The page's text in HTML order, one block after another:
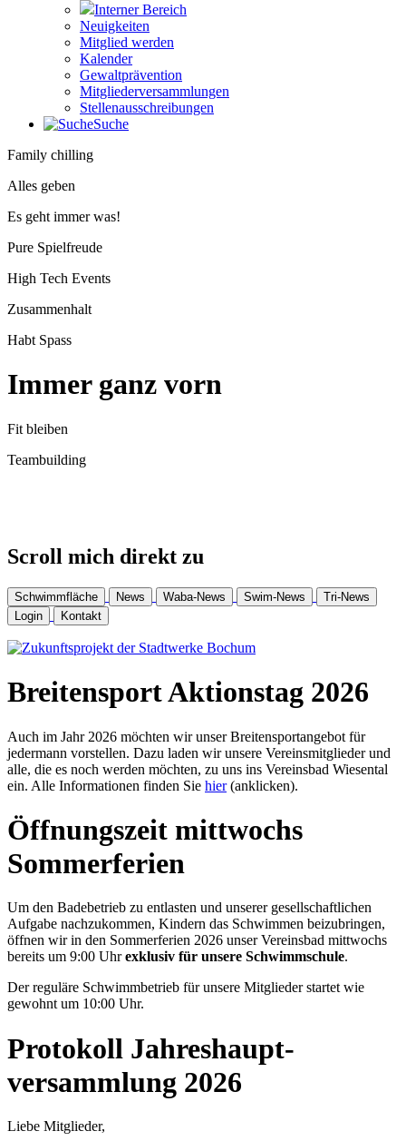
Interner Bereich
Neuigkeiten
Mitglied werden
Kalender
Gewaltprävention
Mitglieder­versammlungen
Stellen­aus­schrei­bungen
Suche
Family chilling
Alles geben
Es geht immer was!
Pure Spiel­freude
High Tech Events
Zusammen­halt
Habt Spass
Immer ganz vorn
Fit bleiben
Team­building
Scroll mich direkt zu
Schwimmfläche News Waba-News Swim-News
Tri-News
Login
Kontakt
Breiten­sport Aktions­tag 2026
Auch im Jahr 2026 möchten wir unser Breitensportangebot für
jedermann vorstellen. Dazu laden wir unsere Vereinsmitglieder und
alle, die es noch werden möchten, zu uns ins Vereinsbad Wiesental
ein. Alle Informationen finden Sie hier(anklicken).
Öffnungs­zeit mittwochs
Sommer­ferien
Um den Badebetrieb zu entlasten und unserer gesellschaftlichen
Aufgabe nachzukommen, Kindern das Schwimmen beizubringen,
öffnen wir in den Sommerferien 2026 unser Vereinsbad mittwochs
bereits um 9:00 Uhrexklusiv für unsere Schwimmschule.
Der reguläre Schwimmbetrieb für unsere Mitglieder startet wie
gewohnt um 10:00 Uhr.
Protokoll Jahreshaupt­
versammlung 2026
Liebe Mitglieder,